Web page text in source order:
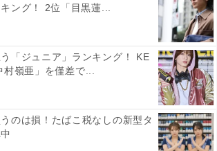
味しいです（40代女性／大阪府）」
すき焼き、鍋物の種類が多くて美味し
ランスよく食べられるのが良い（30代
「定番の和食を食べたい場合、ほとん
り、ご飯も季節により炊き込みご飯な
める（30代女性／滋賀県）」などの声
ング！ 2位「目黒蓮...
「ジュニア」ランキング！ KE
嶺亜」を僅差で...
のは損！たばこ税なしの新型タ